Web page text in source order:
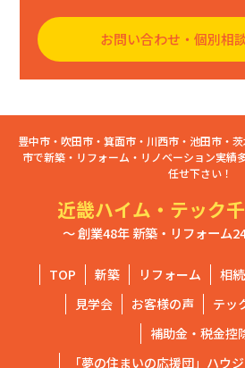
お問い合わせ・個別相
豊中市・吹田市・箕面市・川西市・池田市・
市で新築・リフォーム・リノベーション実績
任せ下さい！
近畿ハイム・テック
～ 創業48年 新築・リフォーム
TOP 新築 リフォーム 相
見学会
お客様の声
テッ
補助金・税金控
「夢の住まいの応援団」ハウ